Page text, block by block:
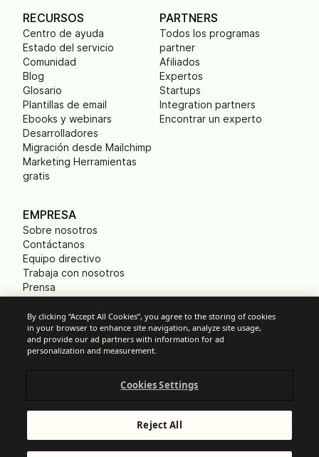
RECURSOS
Centro de ayuda
Estado del servicio
Comunidad
Blog
Glosario
Plantillas de email
Ebooks y webinars
Desarrolladores
Migración desde Mailchimp
Marketing Herramientas
gratis
PARTNERS
Todos los programas
partner
Afiliados
Expertos
Startups
Integration partners
Encontrar un experto
EMPRESA
Sobre nosotros
Contáctanos
Equipo directivo
Trabaja con nosotros
Prensa
Huella ecológica
By clicking “Accept All Cookies”, you agree to the storing of cookies
in your browser to enhance site navigation, analyze site usage,
and provide our ad partners with information for ad
personalization and measurement.
Cookies Settings
Reject All